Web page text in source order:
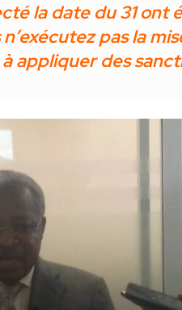
la date du 31 ont
pas la
appliquer des